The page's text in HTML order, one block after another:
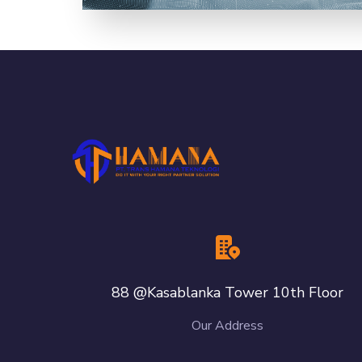
88 @Kasablanka Tower 10th Floor
Our Address